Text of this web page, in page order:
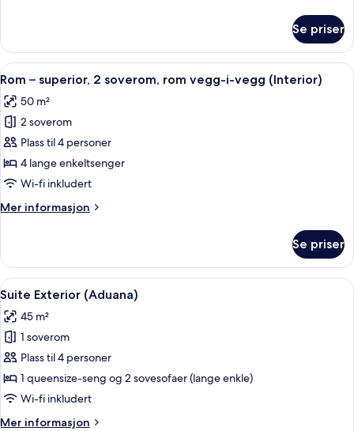
–
superior
(Aduana)
Se priser
Åpne
alle
bildene
av
Rom
–
superior,
soverom,
i-
vegg
(Interior)
Rom – superior, 2 soverom, rom
4
Rom – superior, 2 soverom, rom vegg-i-vegg (Interior)
50 m²
2 soverom
Plass til 4 personer
4 lange enkeltsenger
Wi-fi inkludert
Mer informasjon
Mer
–
superior,
2
rom
vegg-
vegg
(Interior)
Se priser
Åpne
alle
bildene
av
Suite
Exterior
(Aduana)
Suite Exterior (Aduana) |
15
Suite Exterior (Aduana)
45 m²
1 soverom
Plass til 4 personer
1 queensize-seng og 2 sovesofaer (lange enkle)
Wi-fi inkludert
Mer informasjon
Mer